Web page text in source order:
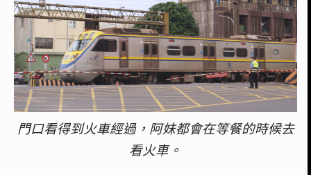
門口看得到火車經過，阿妹都會在等餐的時候去
看火車。